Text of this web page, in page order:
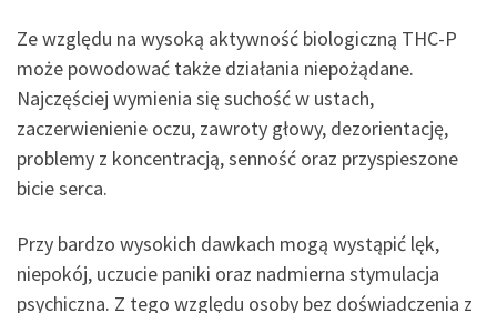
Ze względu na wysoką aktywność biologiczną THC-P
może powodować także działania niepożądane.
Najczęściej wymienia się suchość w ustach,
zaczerwienienie oczu, zawroty głowy, dezorientację,
problemy z koncentracją, senność oraz przyspieszone
bicie serca.
Przy bardzo wysokich dawkach mogą wystąpić lęk,
niepokój, uczucie paniki oraz nadmierna stymulacja
psychiczna. Z tego względu osoby bez doświadczenia z